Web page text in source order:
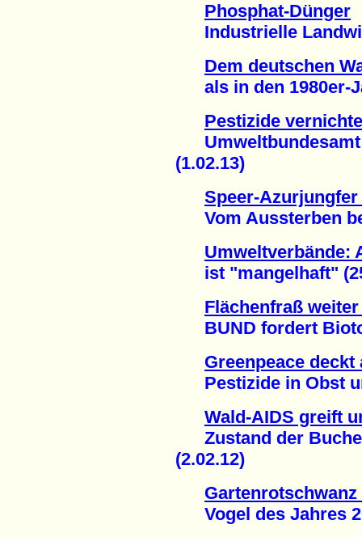
Phosphat-Dünger
Industrielle
Dem deutschen
als in den 1980er-
Pestizide
Umweltbundesamt
(1.02.13)
Speer-
Vom Aussterben
Umweltverbände:
ist "mangelhaft"
Flächenfraß
BUND fordert
Greenpeace deckt
Pestizide in Obst
Wald-AIDS greift
Zustand der
(2.02.12)
Vogel des Jahres